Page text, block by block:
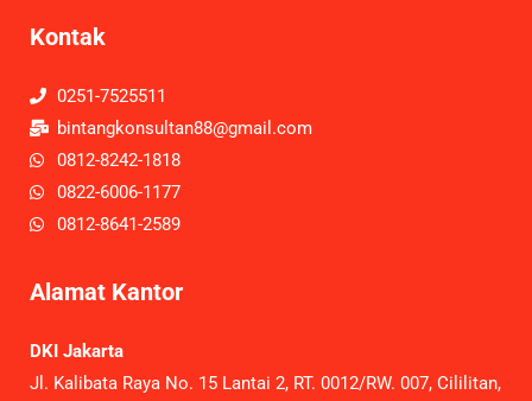
Kontak
0251-7525511
bintangkonsultan88@gmail.com
0812-8242-1818
0822-6006-1177
0812-8641-2589
Alamat Kantor
DKI Jakarta
Jl. Kalibata Raya No. 15 Lantai 2, RT. 0012/RW. 007, Cililitan,